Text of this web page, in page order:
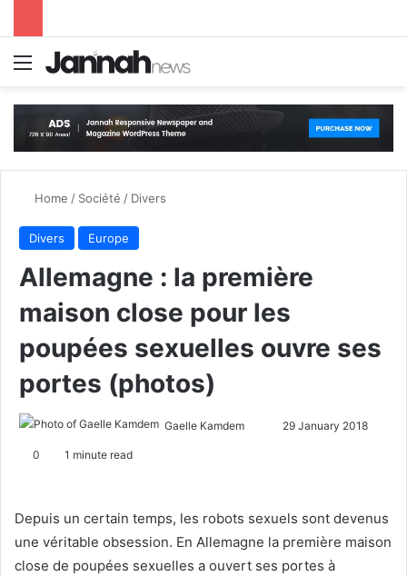
Menu
Home / Société / Divers
Divers Europe
Allemagne : la première
maison close pour les
poupées sexuelles ouvre ses
portes (photos)
Gaelle Kamdem
a
29 January 2018
0 1 minute read
Depuis un certain temps, les robots sexuels sont devenus
une véritable obsession. En Allemagne la première maison
close de poupées sexuelles a ouvert ses portes à